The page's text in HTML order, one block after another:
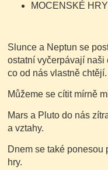
MOCENSKÉ HRY
Slunce a Neptun se
ostatní vyčerpávají naši
co od nás vlastně chtějí.
Můžeme se cítit mírně
Mars a Pluto do nás
a vztahy.
Dnem se také ponesou
hry.